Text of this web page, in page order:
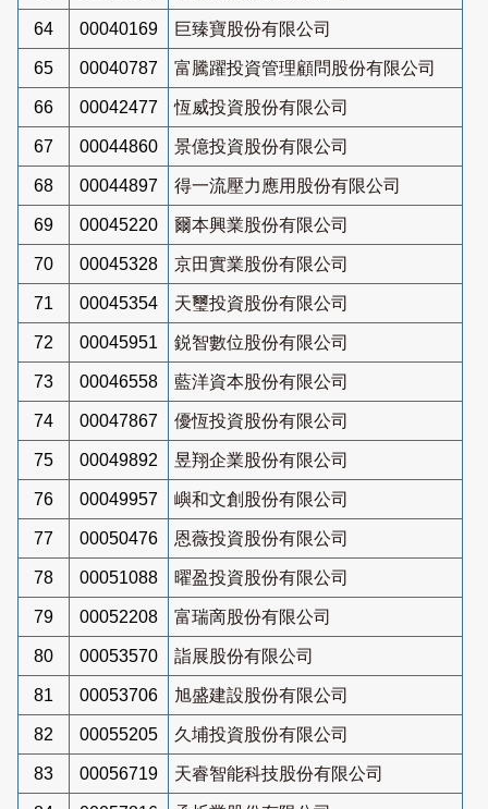
64 00040169 巨臻寶股份有限公司
65 00040787 富騰躍投資管理顧問股份有限公司
66 00042477 恆威投資股份有限公司
67 00044860 景億投資股份有限公司
68 00044897 得一流壓力應用股份有限公司
69 00045220 爾本興業股份有限公司
70 00045328 京田實業股份有限公司
71 00045354 天璽投資股份有限公司
72 00045951 鋭智數位股份有限公司
73 00046558 藍洋資本股份有限公司
74 00047867 優恆投資股份有限公司
75 00049892 昱翔企業股份有限公司
76 00049957 嶼和文創股份有限公司
77 00050476 恩薇投資股份有限公司
78 00051088 曜盈投資股份有限公司
79 00052208 富瑞啇股份有限公司
80 00053570 詣展股份有限公司
81 00053706 旭盛建設股份有限公司
82 00055205 久埔投資股份有限公司
83 00056719 天睿智能科技股份有限公司